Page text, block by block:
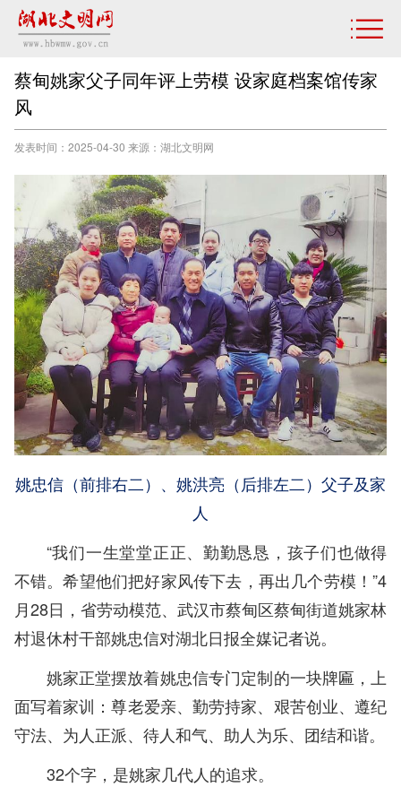
蔡甸姚家父子同年评上劳模 设家庭档案馆传家
风
发表时间：2025-04-30 来源：湖北文明网
姚忠信（前排右二）、姚洪亮（后排左二）父子及家
人
“我们一生堂堂正正、勤勤恳恳，孩子们也做得
不错。希望他们把好家风传下去，再出几个劳模！”4
月28日，省劳动模范、武汉市蔡甸区蔡甸街道姚家林
村退休村干部姚忠信对湖北日报全媒记者说。
姚家正堂摆放着姚忠信专门定制的一块牌匾，上
面写着家训：尊老爱亲、勤劳持家、艰苦创业、遵纪
守法、为人正派、待人和气、助人为乐、团结和谐。
32个字，是姚家几代人的追求。